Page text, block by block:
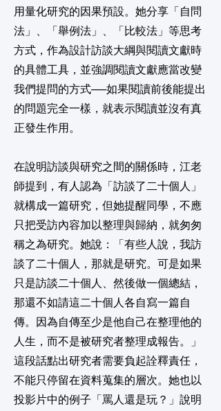
用量化研究的因果預設。她分享「自問
法」、「舉例法」、「比較法」等思考
方式，作為設計訪談大綱與閱讀文獻時
的具體工具，並強調閱讀文獻應當改變
我們提問的方式──如果閱讀前後能提出
的問題完全一樣，就表示閱讀並沒有真
正發生作用。
在說明訪談與研究之間的關係時，江老
師提到，有人認為「訪談了二十個人」
就構成一篇研究，但她提醒同學，不應
只把受訪內容加以整理與歸納，就匆匆
稱之為研究。她說：「有些人說，我訪
談了二十個人，那就是研究。可是如果
只是訪談二十個人、然後做一個總結，
那還不如請這二十個人各自寫一篇自
傳。因為自傳至少是他自己在整理他的
人生，而不是被研究者整理成報告。」
這段話點出研究者需要負起詮釋責任，
不能只停留在資料蒐集的層次。她也以
投影片中的例子「罵人還是玩？」說明